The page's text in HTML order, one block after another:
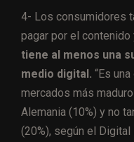
4- Los consumidores
pagar por el contenido
tiene al menos una
medio digital. “Es
mercados más
Alemania (10%) y no
(20%), según el